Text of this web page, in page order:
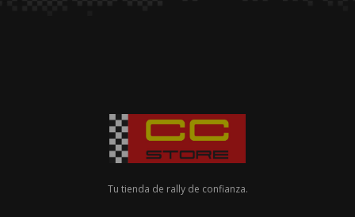
Tu tienda de rally de confianza.